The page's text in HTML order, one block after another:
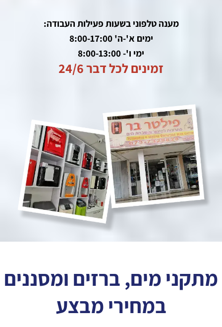
מענה טלפוני בשעות פעילות העבודה:
ימים א'-ה' 8:00-17:00
ימי ו'- 8:00-13:00
זמינים לכל דבר 24/6
מתקני מים, ברזים ומסננים
במחירי מבצע